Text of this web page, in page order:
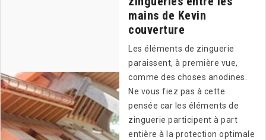
mains de Kevin
couverture
Les éléments de zinguerie
paraissent, à première vue,
comme des choses anodines.
Ne vous fiez pas à cette
pensée car les éléments de
zinguerie participent à part
entière à la protection optimale